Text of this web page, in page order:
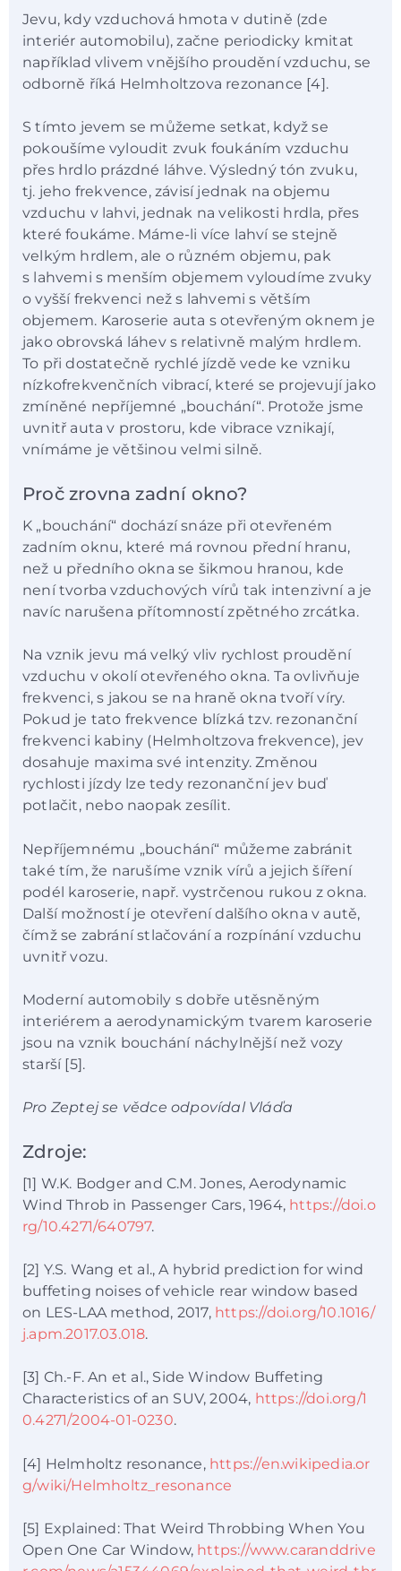
Jevu, kdy vzduchová hmota v dutině (zde
interiér automobilu), začne periodicky kmitat
například vlivem vnějšího proudění vzduchu, se
odborně říká Helmholtzova rezonance [4].
S tímto jevem se můžeme setkat, když se
pokoušíme vyloudit zvuk foukáním vzduchu
přes hrdlo prázdné láhve. Výsledný tón zvuku,
tj. jeho frekvence, závisí jednak na objemu
vzduchu v lahvi, jednak na velikosti hrdla, přes
které foukáme. Máme-li více lahví se stejně
velkým hrdlem, ale o různém objemu, pak
s lahvemi s menším objemem vyloudíme zvuky
o vyšší frekvenci než s lahvemi s větším
objemem. Karoserie auta s otevřeným oknem je
jako obrovská láhev s relativně malým hrdlem.
To při dostatečně rychlé jízdě vede ke vzniku
nízkofrekvenčních vibrací, které se projevují jako
zmíněné nepříjemné „bouchání“. Protože jsme
uvnitř auta v prostoru, kde vibrace vznikají,
vnímáme je většinou velmi silně.
Proč zrovna zadní okno?
K „bouchání“ dochází snáze při otevřeném
zadním oknu, které má rovnou přední hranu,
než u předního okna se šikmou hranou, kde
není tvorba vzduchových vírů tak intenzivní a je
navíc narušena přítomností zpětného zrcátka.
Na vznik jevu má velký vliv rychlost proudění
vzduchu v okolí otevřeného okna. Ta ovlivňuje
frekvenci, s jakou se na hraně okna tvoří víry.
Pokud je tato frekvence blízká tzv. rezonanční
frekvenci kabiny (Helmholtzova frekvence), jev
dosahuje maxima své intenzity. Změnou
rychlosti jízdy lze tedy rezonanční jev buď
potlačit, nebo naopak zesílit.
Nepříjemnému „bouchání“ můžeme zabránit
také tím, že narušíme vznik vírů a jejich šíření
podél karoserie, např. vystrčenou rukou z okna.
Další možností je otevření dalšího okna v autě,
čímž se zabrání stlačování a rozpínání vzduchu
uvnitř vozu.
Moderní automobily s dobře utěsněným
interiérem a aerodynamickým tvarem karoserie
jsou na vznik bouchání náchylnější než vozy
starší [5].
Pro Zeptej se vědce odpovídal Vláďa
Zdroje:
[1] W.K. Bodger and C.M. Jones, Aerodynamic
Wind Throb in Passenger Cars, 1964, https://doi.o
rg/10.4271/640797.
[2] Y.S. Wang et al., A hybrid prediction for wind
buffeting noises of vehicle rear window based
on LES-LAA method, 2017, https://doi.org/10.1016/
j.apm.2017.03.018.
[3] Ch.-F. An et al., Side Window Buffeting
Characteristics of an SUV, 2004, https://doi.org/1
0.4271/2004-01-0230.
[4] Helmholtz resonance, https://en.wikipedia.or
g/wiki/Helmholtz_resonance
[5] Explained: That Weird Throbbing When You
Open One Car Window, https://www.caranddrive